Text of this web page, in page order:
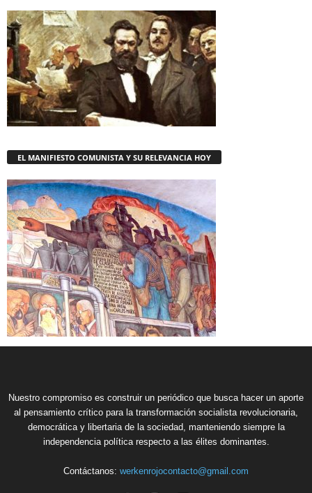
EL MANIFIESTO COMUNISTA Y SU RELEVANCIA HOY
Nuestro compromiso es construir un periódico que busca hacer un aporte
al pensamiento crítico para la transformación socialista revolucionaria,
democrática y libertaria de la sociedad, manteniendo siempre la
independencia política respecto a las élites dominantes.
Contáctanos: werkenrojocontacto@gmail.com